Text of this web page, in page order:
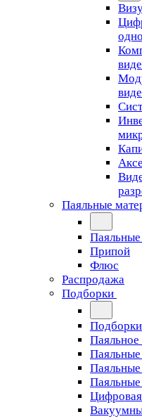
Паяльные
Припой
Флюс
Распродажа
Подборки
Подборки
Паяльные
Цифровая